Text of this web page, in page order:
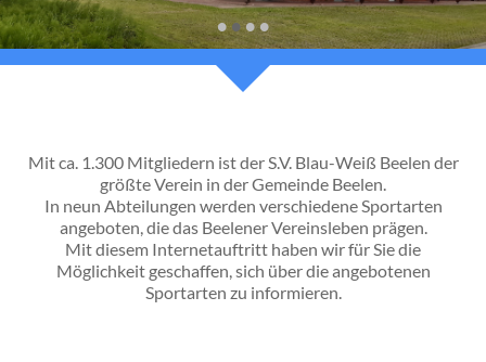
••••
Mit ca. 1.300 Mitgliedern ist der S.V. Blau-Weiß Beelen der
größte Verein in der Gemeinde Beelen.
In neun Abteilungen werden verschiedene Sportarten
angeboten, die das Beelener Vereinsleben prägen.
Mit diesem Internetauftritt haben wir für Sie die
Möglichkeit geschaffen, sich über die angebotenen
Sportarten zu informieren.